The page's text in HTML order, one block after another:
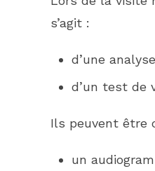
s’agit :
d’une
d’un test de
Ils peuvent être
un